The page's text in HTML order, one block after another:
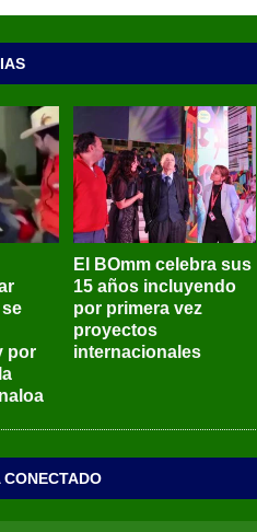
por
El BOmm celebra sus
15 años incluyendo
por primera vez
proyectos
internacionales